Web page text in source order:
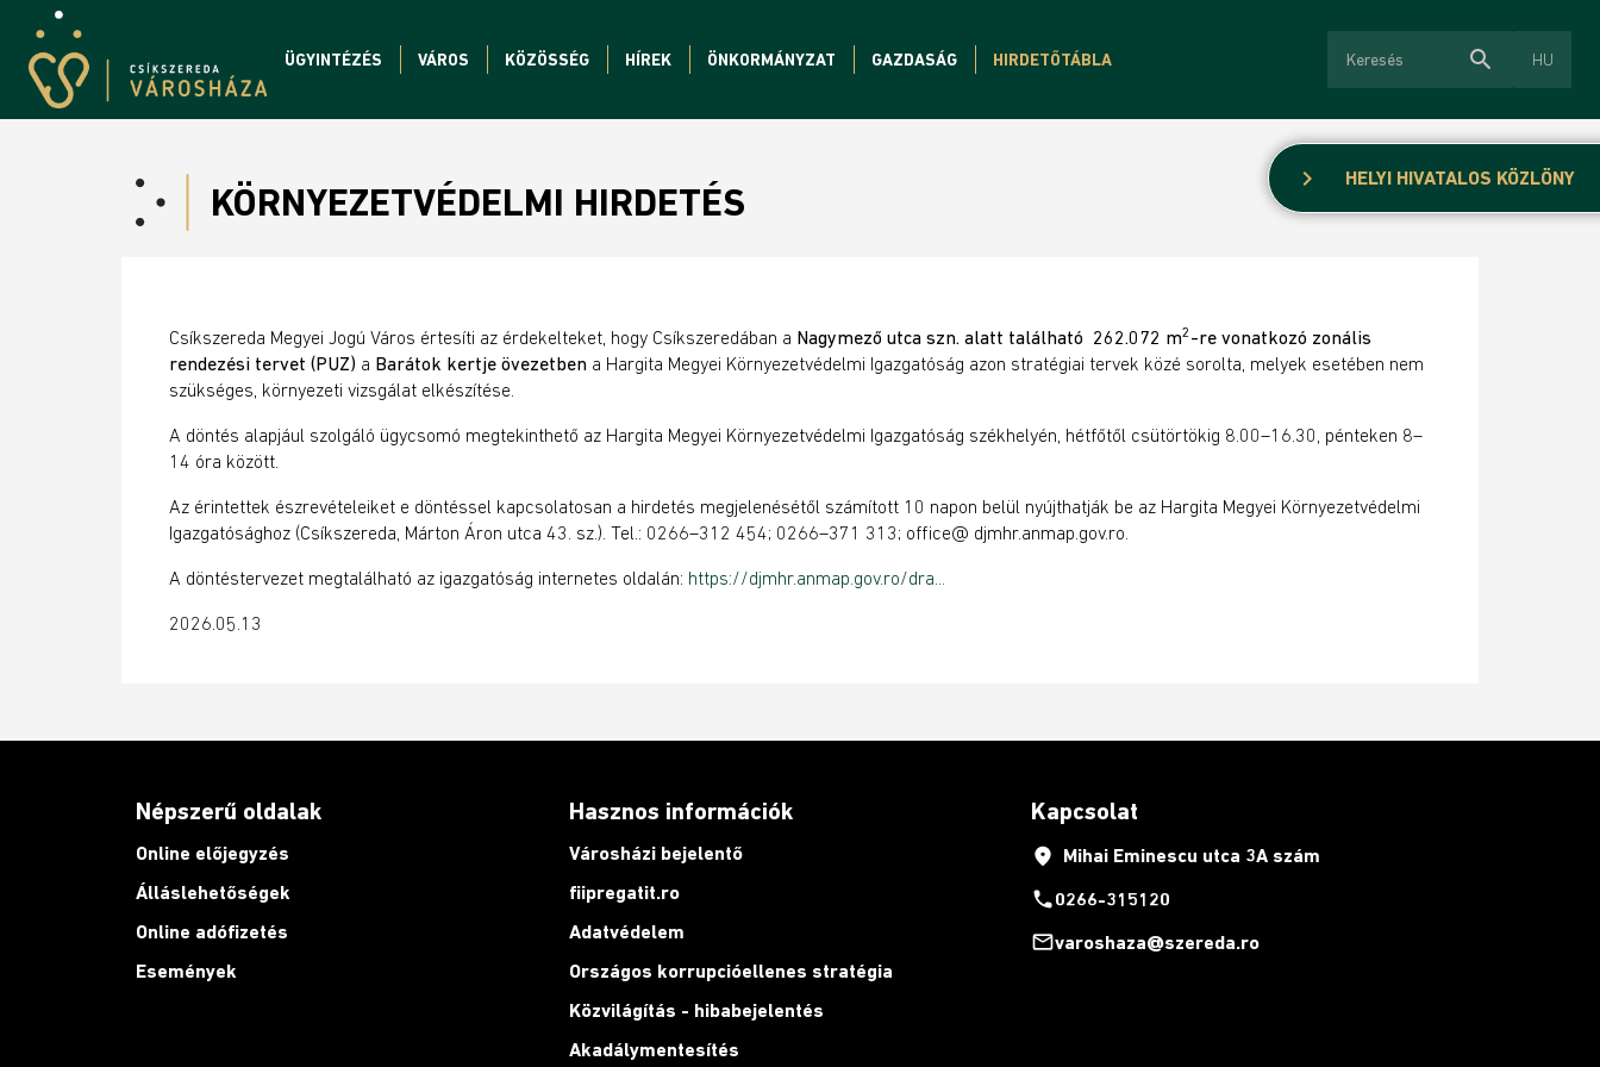
ÜGYINTÉZÉS VÁROS KÖZÖSSÉG HÍREK ÖNKORMÁNYZAT GAZDASÁG HIRDETŐTÁBLA search HU
chevron_right HELYI HIVATALOS KÖZLÖNY
KÖRNYEZETVÉDELMI HIRDETÉS
Csíkszereda Megyei Jogú Város értesíti az érdekelteket, hogy Csíkszeredában a Nagymező utca szn. alatt található 262.072 m2 -re vonatkozó zonális
rendezési tervet (PUZ) a Barátok kertje övezetben a Hargita Megyei Környezetvédelmi Igazgatóság azon stratégiai tervek közé sorolta, melyek esetében nem
szükséges, környezeti vizsgálat elkészítése.
A döntés alapjául szolgáló ügycsomó megtekinthető az Hargita Megyei Környezetvédelmi Igazgatóság székhelyén, hétfőtől csütörtökig 8.00–16.30, pénteken 8–
14 óra között.
Az érintettek észrevételeiket e döntéssel kapcsolatosan a hirdetés megjelenésétől számított 10 napon belül nyújthatják be az Hargita Megyei Környezetvédelmi
Igazgatósághoz (Csíkszereda, Márton Áron utca 43. sz.). Tel.: 0266–312 454; 0266–371 313; office@ djmhr.anmap.gov.ro.
A döntéstervezet megtalálható az igazgatóság internetes oldalán: https://djmhr.anmap.gov.ro/dra...
2026.05.13
Népszerű oldalak
Online előjegyzés
Álláslehetőségek
Online adófizetés
Események
Hasznos információk
Városházi bejelentő
fiipregatit.ro
Adatvédelem
Országos korrupcióellenes stratégia
Közvilágítás - hibabejelentés
Akadálymentesítés
Kapcsolat
place Mihai Eminescu utca 3A szám
phone0266-315120
mail_outlinevaroshaza@szereda.ro